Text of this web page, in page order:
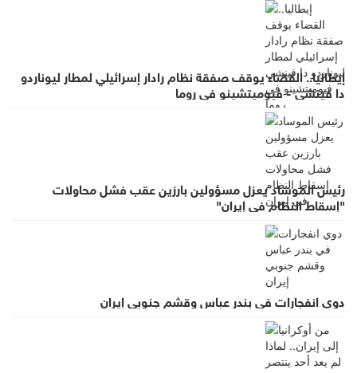
إيطاليا.. القضاء يوقف صفقة نظام رادار إسرائيلي لمطار ليوناردو
دا فينشي - فيوميتشينو في روما
رئيس الموساد يعزل مسؤولين بارزين عقب فشل محاولات
"إسقاط النظام في إيران"
دوي انفجارات في بندر عباس وقشم جنوبي إيران